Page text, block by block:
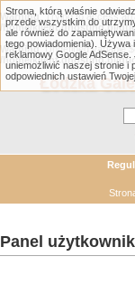
Warning : Trying to access
/home/klient.dhosting.pl/
Warning: Undefined variable
/home/klient.dhosting.pl/
Łódzka
Panel
Strona, którą właśnie
przede wszystkim do
ale również do
tego powiadomienia). Używa
reklamowy Google
uniemożliwić naszej stronie i
odpowiednich ustawień